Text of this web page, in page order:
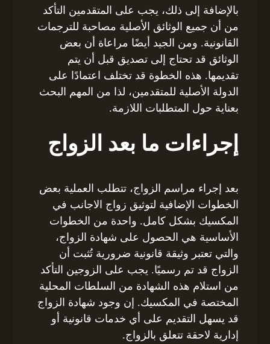
بالإضافة إلى ذلك، يجب على المتقدمين التأكد
من أن جميع الوثائق الأصلية مصاحبة للترجمات
القانونية. ومن الجيد أيضًا مراعاة أن بعض
الوثائق قد تحتاج إلى تصديق قبل أن يتم
تقديمها. هذه الخطوة قد تختلف اعتمادًا على
الدولة الأصلية للمتقدمين، لذا من المهم البحث
بعناية حول المتطلبات اللازمة.
إجراءات ما بعد الزواج
بعد إجراء مراسم الزواج، تتطلب العملية بعض
الخطوات الإضافية لتوثيق زواج الاجانب في
المكسيك بشكل كامل. واحدة من الخطوات
الأساسية هي الحصول على شهادة الزواج،
والتي تعتبر وثيقة قانونية ضرورية تُثبت أن
الزواج قد تم رسميًا. يجب على الزوجين التأكد
من استلام هذه الشهادة من السلطات المحلية
المختصة في المكسيك. إن وجود شهادة الزواج
قد يسهل التقديم على أي خدمات قانونية أو
إدارية لاحقة تتعلق بالزواج.